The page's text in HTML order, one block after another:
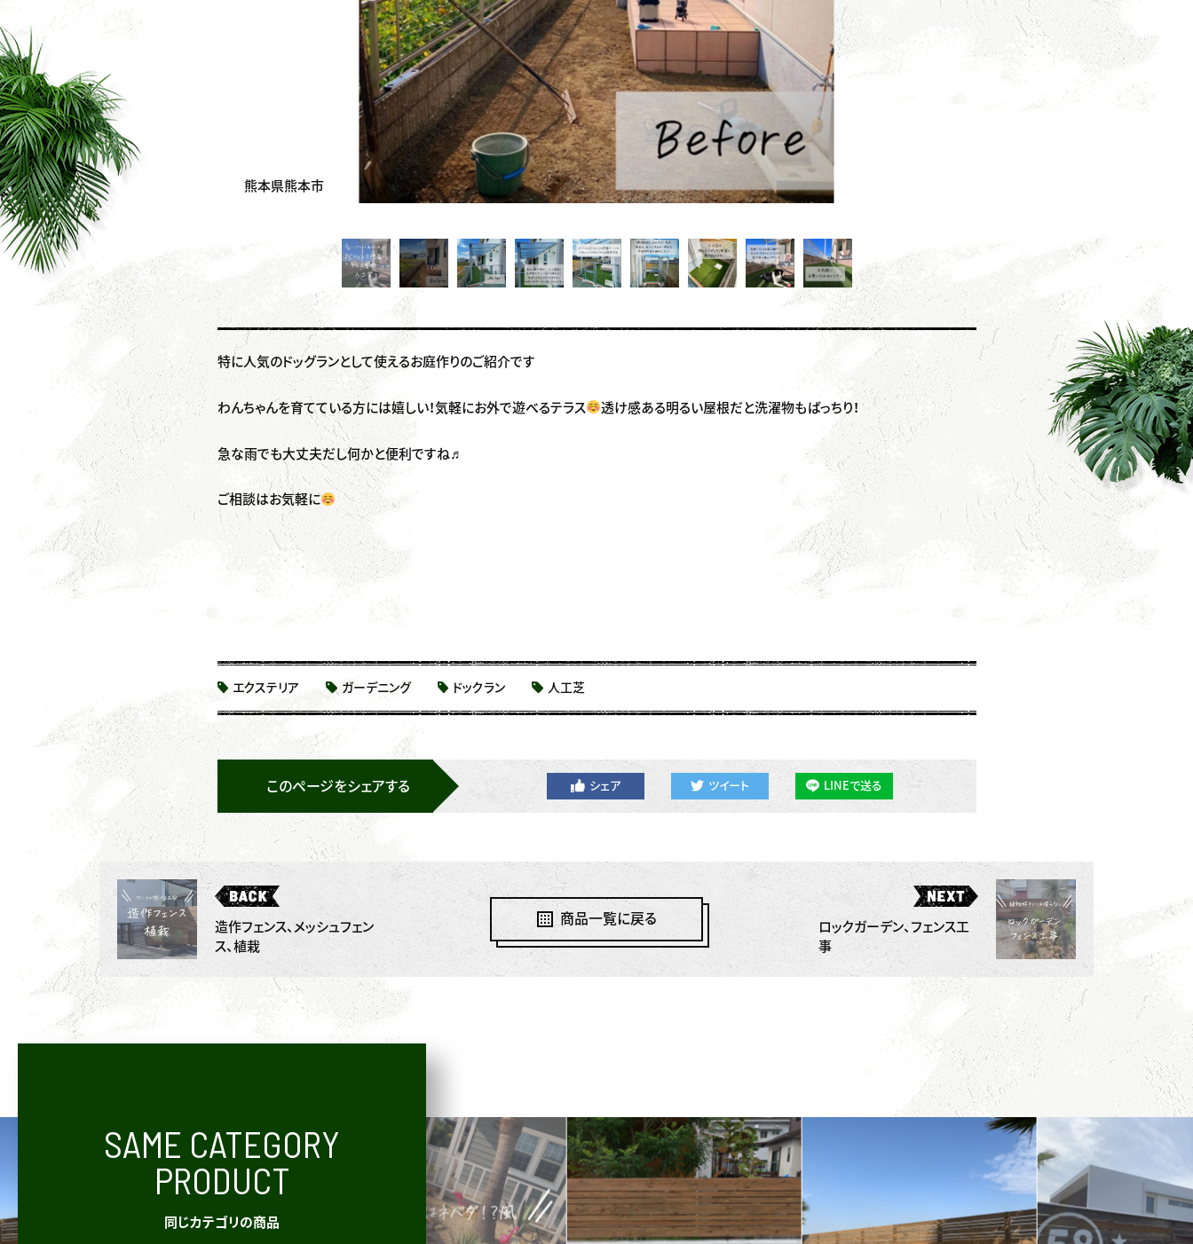
熊本県熊本市
特に人気のドッグランとして使えるお庭作りのご紹介です
わんちゃんを育てている方には嬉しい！気軽にお外で遊べるテラス 透け感ある明るい屋根だと洗濯物もばっちり！
急な雨でも大丈夫だし何かと便利ですね♬
ご相談はお気軽に
エクステリア ガーデニング ドックラン 人工芝
このページをシェアする シェア ツイート LINEで送る
造作フェンス、メッシュフェン
ス、植栽
ロックガーデン、フェンス工
事
商品一覧に戻る
SAME CATEGORY
PRODUCT
同じカテゴリの商品